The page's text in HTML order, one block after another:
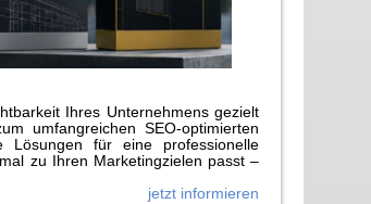
Ihres Unternehmens gezielt
umfangreichen SEO-optimierten
Lösungen für eine professionelle
zu Ihren Marketingzielen passt –
jetzt informieren